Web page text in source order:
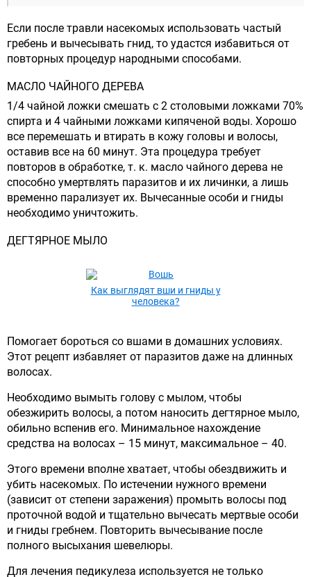
Если после травли насекомых использовать частый
гребень и вычесывать гнид, то удастся избавиться от
повторных процедур народными способами.
МАСЛО ЧАЙНОГО ДЕРЕВА
1/4 чайной ложки смешать с 2 столовыми ложками 70%
спирта и 4 чайными ложками кипяченой воды. Хорошо
все перемешать и втирать в кожу головы и волосы,
оставив все на 60 минут. Эта процедура требует
повторов в обработке, т. к. масло чайного дерева не
способно умертвлять паразитов и их личинки, а лишь
временно парализует их. Вычесанные особи и гниды
необходимо уничтожить.
ДЕГТЯРНОЕ МЫЛО
Как выглядят вши и гниды у
человека?
Помогает бороться со вшами в домашних условиях.
Этот рецепт избавляет от паразитов даже на длинных
волосах.
Необходимо вымыть голову с мылом, чтобы
обезжирить волосы, а потом наносить дегтярное мыло,
обильно вспенив его. Минимальное нахождение
средства на волосах – 15 минут, максимальное – 40.
Этого времени вполне хватает, чтобы обездвижить и
убить насекомых. По истечении нужного времени
(зависит от степени заражения) промыть волосы под
проточной водой и тщательно вычесать мертвые особи
и гниды гребнем. Повторить вычесывание после
полного высыхания шевелюры.
Для лечения педикулеза используется не только